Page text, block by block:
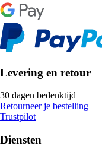
Levering en retour
30 dagen bedenktijd
Retourneer je bestelling
Trustpilot
Diensten